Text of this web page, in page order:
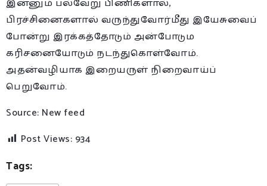
பிரச்சினைகளால் வருந்துவோர்மீது இயேசுவைப்
போன்று இரக்கத்தோடும் அன்போடும
கரிசனையோடும் நடந்துகொள்வோம்.
அதன்வழியாக இறையருள் நிறைவாய்ப்
பெறுவோம்.
Source: New feed
Post Views: 934
Tags: